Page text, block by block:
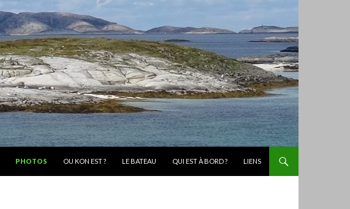
PHOTOS OU KON EST ? LE BATEAU QUI EST À BORD ? LIENS